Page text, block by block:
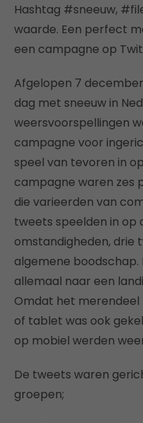
Hashtag #sneeuw,
waarde. Een perfect
een campagne op
Afgelopen 7
dag met sneeuw in
weersvoorspellingen
campagne voor
speel van tevoren in
campagne waren zes
die varieerden van
tweets speelden in op
omstandigheden, drie
algemene
allemaal naar een
Omdat het
of tablet was ook
op mobiel werden
De tweets waren
groepen;